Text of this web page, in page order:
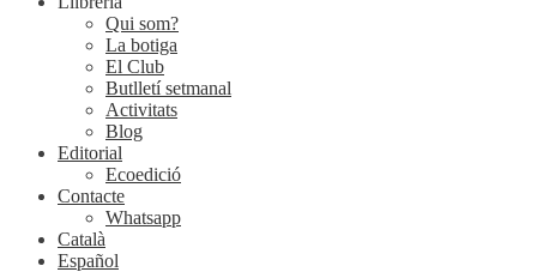
Qui som?
La botiga
El Club
Butlletí setmanal
Activitats
Blog
Editorial
Ecoedició
Contacte
Whatsapp
Català
Español